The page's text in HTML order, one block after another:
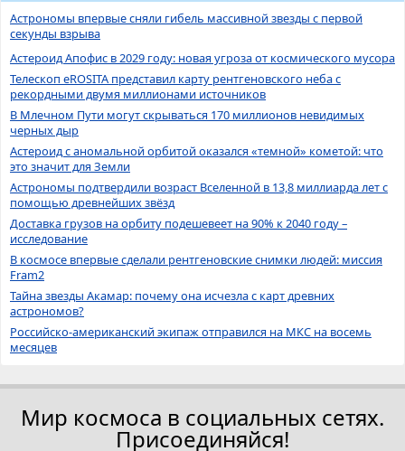
Астрономы впервые сняли гибель массивной звезды с первой
секунды взрыва
Астероид Апофис в 2029 году: новая угроза от космического мусора
Телескоп eROSITA представил карту рентгеновского неба с
рекордными двумя миллионами источников
В Млечном Пути могут скрываться 170 миллионов невидимых
черных дыр
Астероид с аномальной орбитой оказался «темной» кометой: что
это значит для Земли
Астрономы подтвердили возраст Вселенной в 13,8 миллиарда лет с
помощью древнейших звёзд
Доставка грузов на орбиту подешевеет на 90% к 2040 году –
исследование
В космосе впервые сделали рентгеновские снимки людей: миссия
Fram2
Тайна звезды Акамар: почему она исчезла с карт древних
астрономов?
Российско-американский экипаж отправился на МКС на восемь
месяцев
Мир космоса в социальных сетях.
Присоединяйся!